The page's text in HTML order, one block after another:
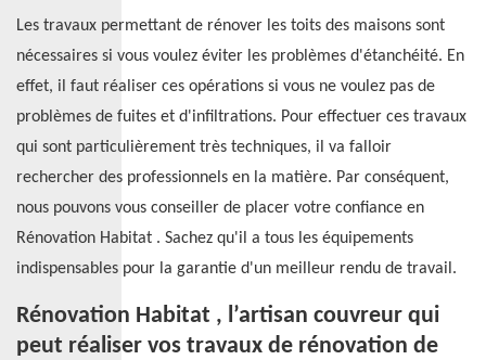
Les travaux permettant de rénover les toits des maisons sont
nécessaires si vous voulez éviter les problèmes d'étanchéité. En
effet, il faut réaliser ces opérations si vous ne voulez pas de
problèmes de fuites et d'infiltrations. Pour effectuer ces travaux
qui sont particulièrement très techniques, il va falloir
rechercher des professionnels en la matière. Par conséquent,
nous pouvons vous conseiller de placer votre confiance en
Rénovation Habitat . Sachez qu'il a tous les équipements
indispensables pour la garantie d'un meilleur rendu de travail.
Rénovation Habitat , l’artisan couvreur qui
peut réaliser vos travaux de rénovation de